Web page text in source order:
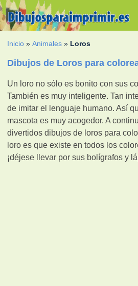
Inicio »Animales » Loros
Dibujos de Loros para
Un loro no sólo es bonito con sus
También es muy inteligente. Tan
de imitar el lenguaje humano. Así
mascota es muy acogedor. A
divertidos dibujos de loros para
loro es que existe en todos los
¡déjese llevar por sus bolígrafos y